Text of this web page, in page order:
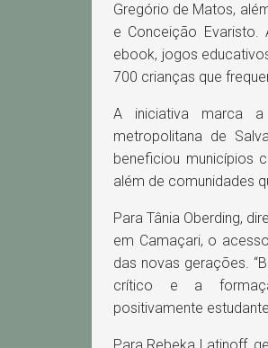
Gregório de Matos,
e Conceição
ebook, jogos
700 crianças que
A iniciativa marca a
metropolitana de
beneficiou municípios
além de comunidades
Para Tânia Oberding,
em Camaçari, o
das novas gerações.
crítico e a
positivamente